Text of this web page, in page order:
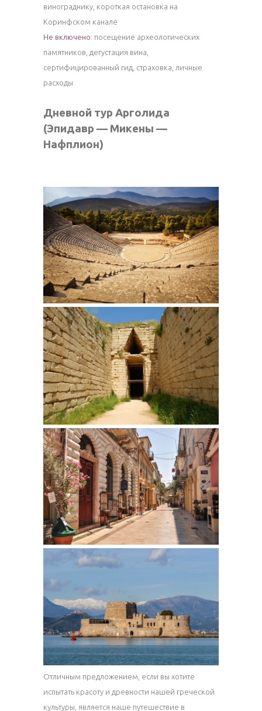
винограднику, короткая остановка на
Коринфском канале
Не включено: посещение археологических
памятников, дегустация вина,
сертифицированный гид, страховка, личные
расходы
Дневной тур Арголида
(Эпидавр — Микены —
Нафплион)
Отличным предложением, если вы хотите
испытать красоту и древности нашей греческой
культуры, является наше путешествие в